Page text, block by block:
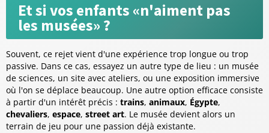
Et si vos enfants «n'aiment pas
les musées» ?
Souvent, ce rejet vient d'une expérience trop longue ou trop
passive. Dans ce cas, essayez un autre type de lieu : un musée
de sciences, un site avec ateliers, ou une exposition immersive
où l'on se déplace beaucoup. Une autre option efficace consiste
à partir d'un intérêt précis : trains, animaux, Égypte,
chevaliers, espace, street art. Le musée devient alors un
terrain de jeu pour une passion déjà existante.